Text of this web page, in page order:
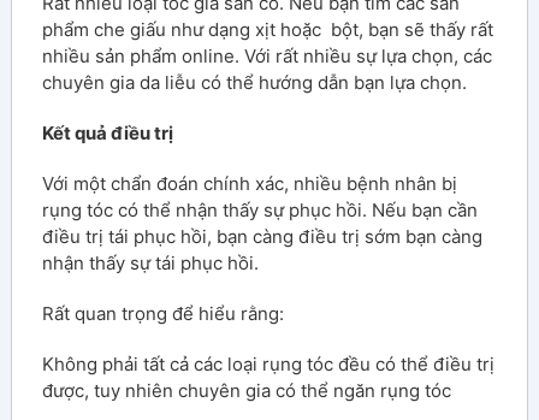
phẩm che giấu như dạng xịt hoặc bột, bạn sẽ thấy rất
nhiều sản phẩm online. Với rất nhiều sự lựa chọn, các
chuyên gia da liễu có thể hướng dẫn bạn lựa chọn.
Kết quả điều trị
Với một chẩn đoán chính xác, nhiều bệnh nhân bị
rụng tóc có thể nhận thấy sự phục hồi. Nếu bạn cần
điều trị tái phục hồi, bạn càng điều trị sớm bạn càng
nhận thấy sự tái phục hồi.
Rất quan trọng để hiểu rằng:
Không phải tất cả các loại rụng tóc đều có thể điều trị
được, tuy nhiên chuyên gia có thể ngăn rụng tóc